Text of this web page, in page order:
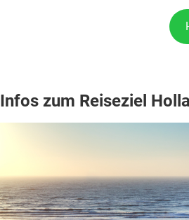
Infos zum Reiseziel